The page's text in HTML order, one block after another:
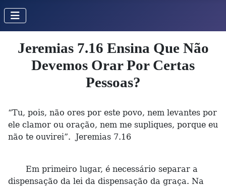
Jeremias 7.16 Ensina Que Não
Devemos Orar Por Certas
Pessoas?
“Tu, pois, não ores por este povo, nem levantes por
ele clamor ou oração, nem me supliques, porque eu
não te ouvirei”. Jeremias 7.16
Em primeiro lugar, é necessário separar a
dispensação da lei da dispensação da graça. Na